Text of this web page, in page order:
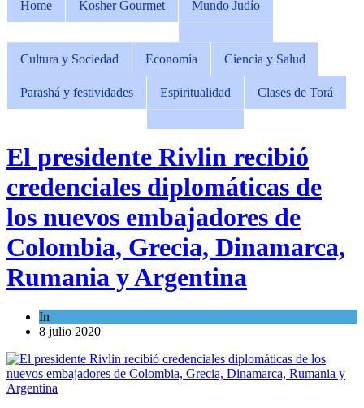
Home
Kosher Gourmet Mundo Judío
Cultura y Sociedad Economía Ciencia y Salud
Parashá y festividades Espiritualidad Clases de Torá
El presidente Rivlin recibió
credenciales diplomáticas de
los nuevos embajadores de
Colombia, Grecia, Dinamarca,
Rumania y Argentina
In
8 julio 2020